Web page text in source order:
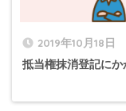
2019年10月18日
抵当権抹消登記に